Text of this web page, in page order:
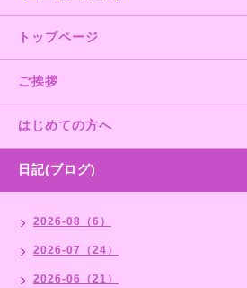
トップページ
ご挨拶
はじめての方へ
日記(ブログ)
2026-08（6）
2026-07（24）
2026-06（21）